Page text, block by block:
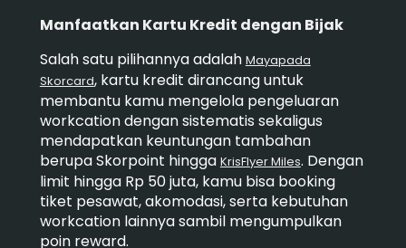
Manfaatkan Kartu Kredit dengan Bijak
Salah satu pilihannya adalah Mayapada
Skorcard, kartu kredit dirancang untuk
membantu kamu mengelola pengeluaran
workcation dengan sistematis sekaligus
mendapatkan keuntungan tambahan
berupa Skorpoint hingga KrisFlyer Miles. Dengan
limit hingga Rp 50 juta, kamu bisa booking
tiket pesawat, akomodasi, serta kebutuhan
workcation lainnya sambil mengumpulkan
poin reward.